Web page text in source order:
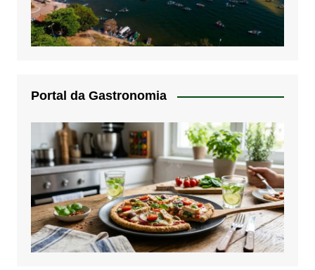
Portal da Gastronomia